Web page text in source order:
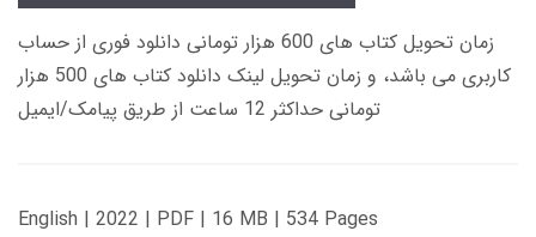
زمان تحویل کتاب های 600 هزار تومانی دانلود فوری از حساب
کاربری می باشد، و زمان تحویل لینک دانلود کتاب های 500 هزار
تومانی حداکثر 12 ساعت از طریق پیامک/ایمیل
English | 2022 | PDF | 16 MB | 534 Pages